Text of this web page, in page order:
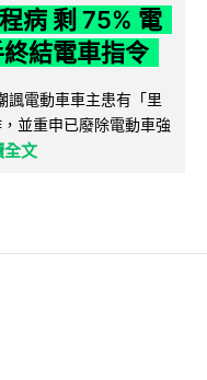
病 剩 75% 電
結電車指令
諷電動車車主患有「里
並重申已廢除電動車強
全文